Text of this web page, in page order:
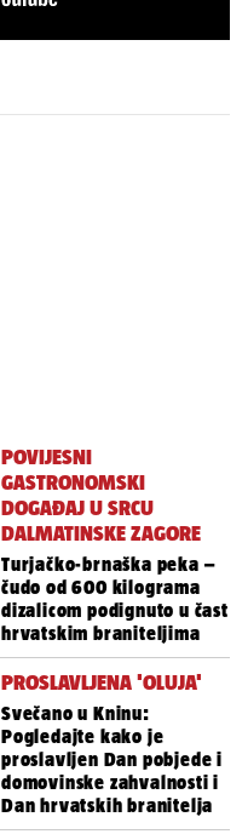
POVIJESNI
GASTRONOMSKI
DOGAĐAJ U SRCU
DALMATINSKE ZAGORE
Turjačko-brnaška peka –
čudo od 600 kilograma
dizalicom podignuto u čast
hrvatskim braniteljima
PROSLAVLJENA 'OLUJA'
Svečano u Kninu:
Pogledajte kako je
proslavljen Dan pobjede i
domovinske zahvalnosti i
Dan hrvatskih branitelja